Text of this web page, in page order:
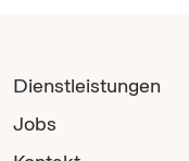
Dienstleistungen
Jobs